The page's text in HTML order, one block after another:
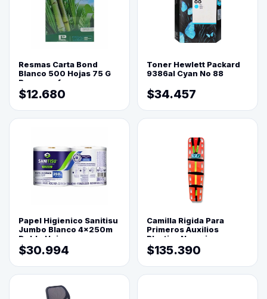
Resmas Carta Bond
Blanco 500 Hojas 75 G
Reprograf.
$12.680
Toner Hewlett Packard
9386al Cyan No 88
$34.457
Papel Higienico Sanitisu
Jumbo Blanco 4x250m
Doble Hoja
$30.994
Camilla Rigida Para
Primeros Auxilios
Plastica Naranja
$135.390